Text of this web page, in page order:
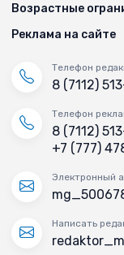
Возрастные
Реклама на сайте
Телефон
8 (7112)
Телефон
8 (7112)
+7 (777)
Электронный
Написать